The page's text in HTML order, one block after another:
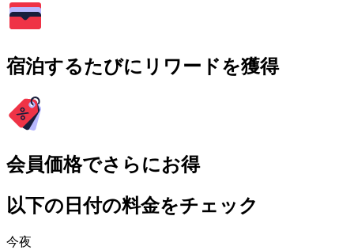
宿泊するたびにリワードを獲得
会員価格でさらにお得
以下の日付の料金をチェック
今夜